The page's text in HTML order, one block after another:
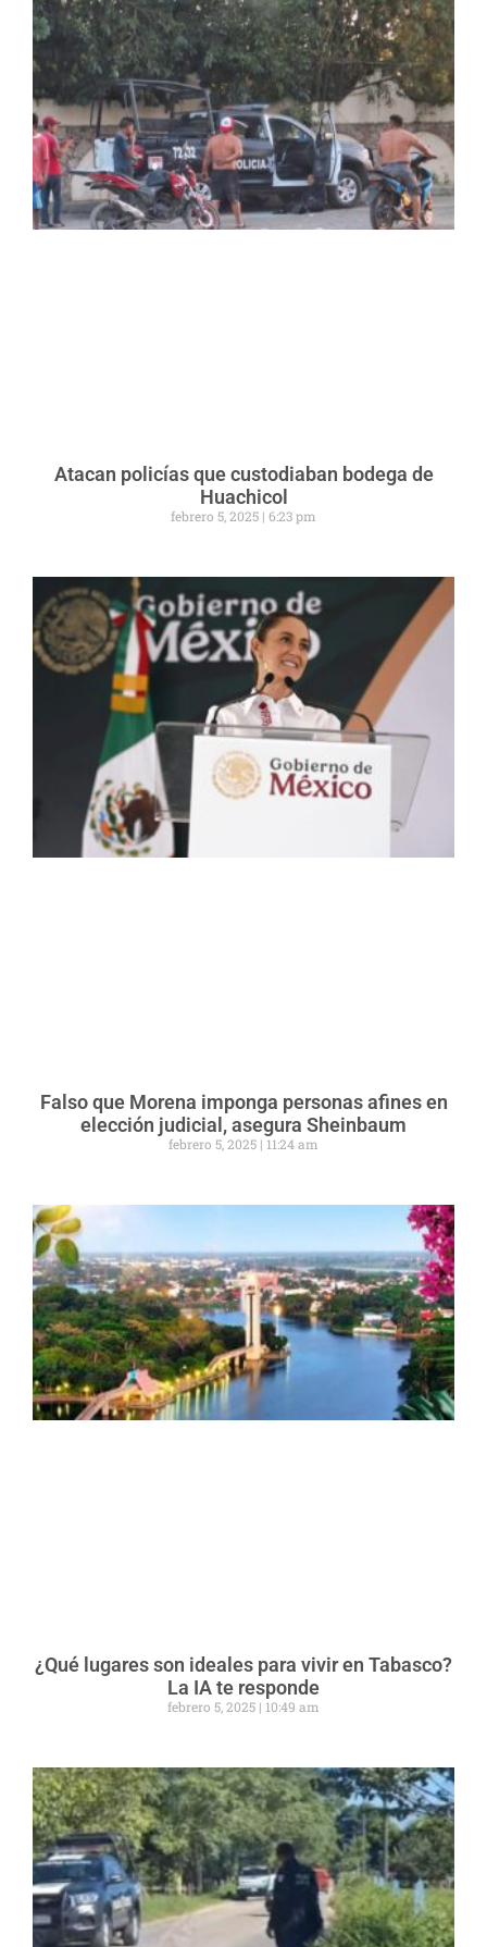
Atacan policías que custodiaban bodega de
Huachicol
febrero 5, 2025 6:23 pm
Falso que Morena imponga personas afines en
elección judicial, asegura Sheinbaum
febrero 5, 2025 11:24 am
¿Qué lugares son ideales para vivir en Tabasco?
La IA te responde
febrero 5, 2025 10:49 am